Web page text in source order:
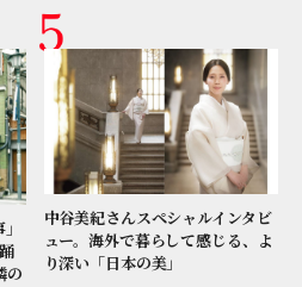
の
中谷美紀さんスペシャルインタビ
ュー。海外で暮らして感じる、よ
り深い「日本の美」